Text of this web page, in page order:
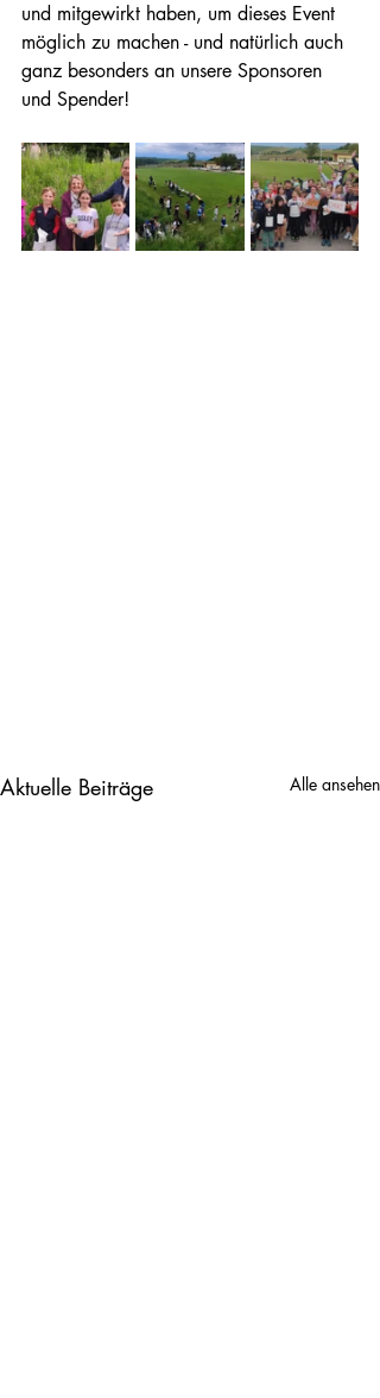
und mitgewirkt haben, um dieses Event
möglich zu machen - und natürlich auch
ganz besonders an unsere Sponsoren
und Spender!
Aktuelle Beiträge Alle ansehen